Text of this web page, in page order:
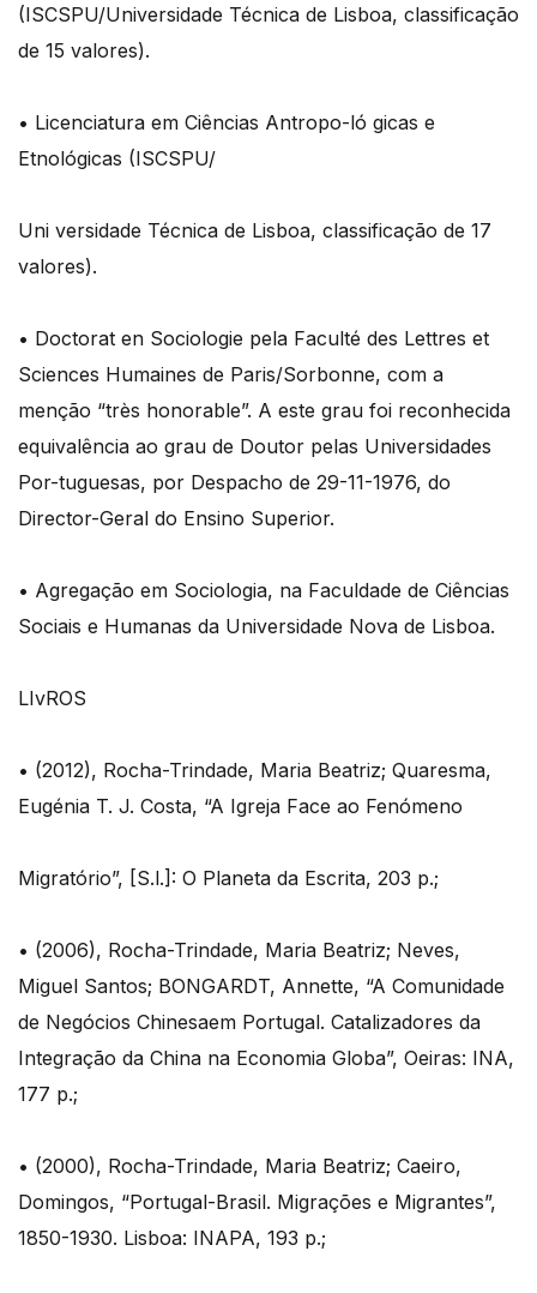
(ISCSPU/Universidade Técnica de Lisboa, classificação
de 15 valores).
• Licenciatura em Ciências Antropo-ló gicas e
Etnológicas (ISCSPU/
Uni versidade Técnica de Lisboa, classificação de 17
valores).
• Doctorat en Sociologie pela Faculté des Lettres et
Sciences Humaines de Paris/Sorbonne, com a
menção “très honorable”. A este grau foi reconhecida
equivalência ao grau de Doutor pelas Universidades
Por-tuguesas, por Despacho de 29-11-1976, do
Director-Geral do Ensino Superior.
• Agregação em Sociologia, na Faculdade de Ciências
Sociais e Humanas da Universidade Nova de Lisboa.
LIvROS
• (2012), Rocha-Trindade, Maria Beatriz; Quaresma,
Eugénia T. J. Costa, “A Igreja Face ao Fenómeno
Migratório”, [S.l.]: O Planeta da Escrita, 203 p.;
• (2006), Rocha-Trindade, Maria Beatriz; Neves,
Miguel Santos; BONGARDT, Annette, “A Comunidade
de Negócios Chinesaem Portugal. Catalizadores da
Integração da China na Economia Globa”, Oeiras: INA,
177 p.;
• (2000), Rocha-Trindade, Maria Beatriz; Caeiro,
Domingos, “Portugal-Brasil. Migrações e Migrantes”,
1850-1930. Lisboa: INAPA, 193 p.;